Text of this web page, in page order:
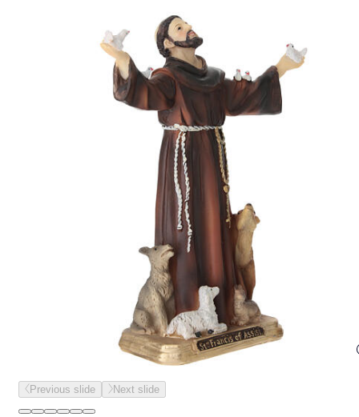
Previous slide Next slide